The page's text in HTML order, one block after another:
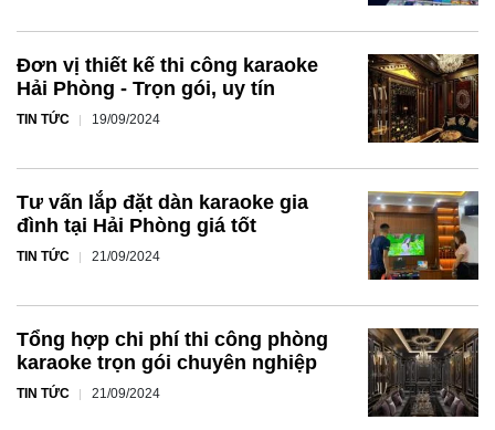
Đơn vị thiết kế thi công karaoke
Hải Phòng - Trọn gói, uy tín
TIN TỨC 19/09/2024
Tư vấn lắp đặt dàn karaoke gia
đình tại Hải Phòng giá tốt
TIN TỨC 21/09/2024
Tổng hợp chi phí thi công phòng
karaoke trọn gói chuyên nghiệp
TIN TỨC 21/09/2024